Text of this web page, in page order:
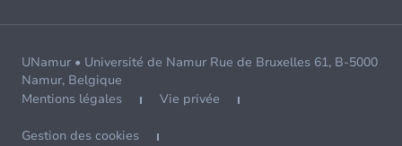
UNamur • Université de Namur Rue de Bruxelles 61, B-5000
Namur, Belgique
Mentions légales
Vie privée
Gestion des cookies